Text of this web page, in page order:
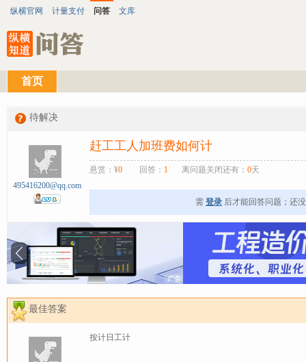
纵横官网 计量支付 问答 文库
首页
待解决
495416200@qq.com
赶工工人加班费如何计
悬赏：¥0 回答： 1 离问题关闭还有： 0天
需 登录 后才能回答问题；还
最佳答案
按计日工计